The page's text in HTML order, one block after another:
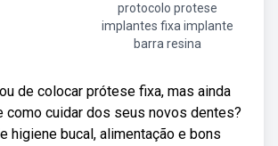
protocolo protese
implantes fixa implante
barra resina
de colocar prótese fixa, mas ainda
como cuidar dos seus novos dentes?
higiene bucal, alimentação e bons